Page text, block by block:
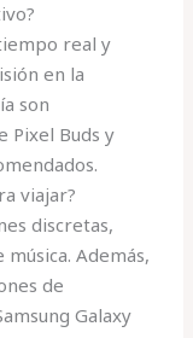
real y
en la
son
Pixel Buds y
viajar?
discretas,
Además,
de
Galaxy